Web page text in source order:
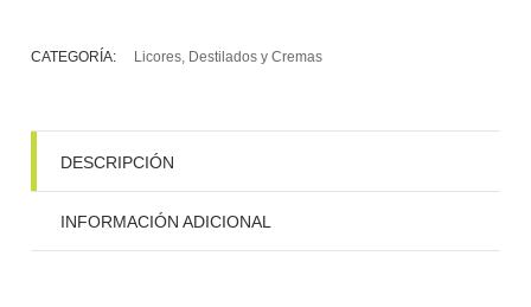
CATEGORÍA: Licores, Destilados y Cremas
DESCRIPCIÓN
INFORMACIÓN ADICIONAL